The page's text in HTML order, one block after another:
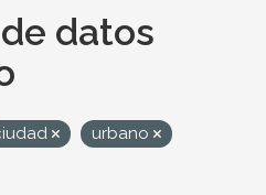
datos
urbano